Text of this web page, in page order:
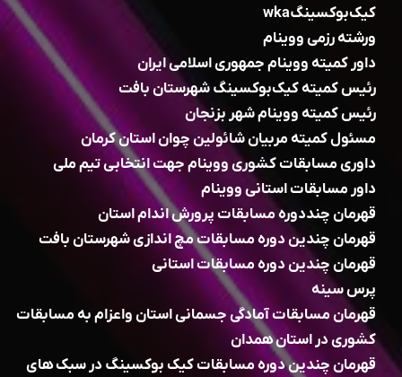
کیک‌بوکسینگwka
ورشته رزمی ووینام
داور کمیته ووینام جمهوری اسلامی ایران
رئیس کمیته کیک‌بوکسینگ شهرستان بافت
رئیس کمیته ووینام شهر بزنجان
مسئول کمیته مربیان شائولین چوان استان کرمان
داوری مسابقات کشوری ووینام جهت انتخابی تیم ملی
داور مسابقات استانی ووینام
قهرمان چنددوره مسابقات پرورش اندام استان
قهرمان چندین دوره مسابقات مچ اندازی شهرستان بافت
قهرمان چندین دوره مسابقات استانی
پرس سینه
قهرمان مسابقات آمادگی جسمانی استان واعزام به مسابقات
کشوری در استان همدان
قهرمان چندین دوره مسابقات کیک بوکسینگ در سبک های